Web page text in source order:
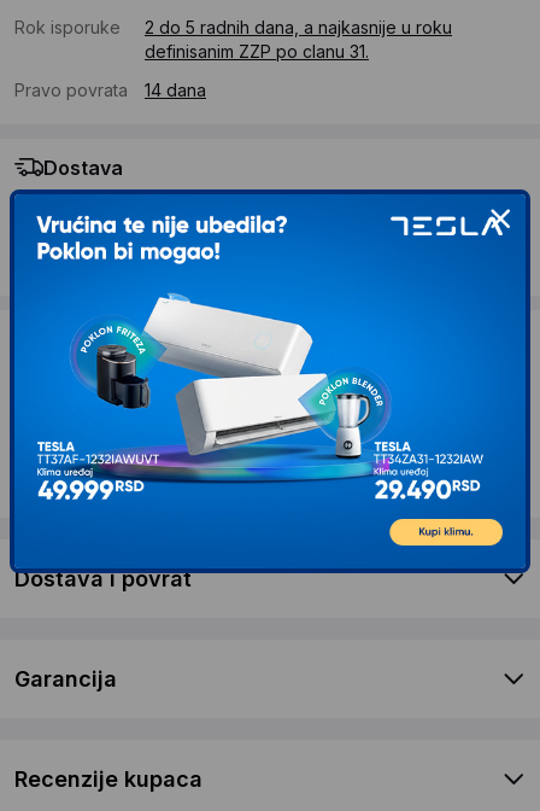
Rok isporuke
2 do 5 radnih dana, a najkasnije u roku
definisanim ZZP po clanu 31.
Pravo povrata
14 dana
Dostava
dana
Troskovi dostave 490 RSD
Želite li ponudu za firmu?
Kontaktirajte nas
Opis proizvoda CASALS Električno rende za
drvo CE82 CE 82 (27947)
Dostava i povrat
Garancija
Recenzije kupaca